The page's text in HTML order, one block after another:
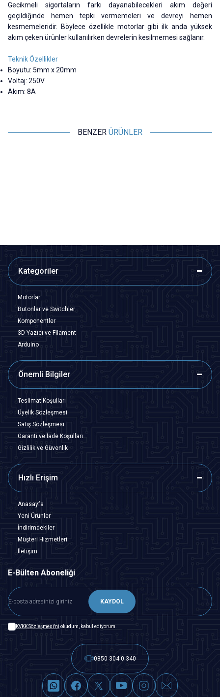
Gecikmeli sigortaların farkı dayanabilecekleri akım değeri
geçildiğinde hemen tepki vermemeleri ve devreyi hemen
kesmemeleridir. Böylece özellikle motorlar gibi ilk anda yüksek
akım çeken ürünler kullanılırken devrelerin kesilmemesi sağlanır.
Teknik Özellikler
Boyutu: 5mm x 20mm
Voltaj: 250V
Akım: 8A
BENZER ÜRÜNLER
Kategoriler
Motorlar
Butonlar ve Switchler
Komponentler
3D Yazıcı ve Filament
Arduino
Önemli Bilgiler
Teslimat Koşulları
Üyelik Sözleşmesi
Satış Sözleşmesi
Garanti ve İade Koşulları
Gizlilik ve Güvenlik
Hızlı Erişim
Anasayfa
Yeni Ürünler
İndirimdekiler
Müşteri Hizmetleri
İletişim
E-Bülten Aboneliği
KAYDOL
KVKK Sözleşmesi'ni okudum, kabul ediyorum.
0850 304 0 340